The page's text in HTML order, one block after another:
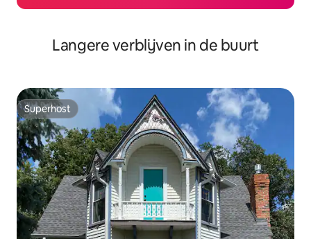
Langere verblijven in de buurt
Superhost
Superhost